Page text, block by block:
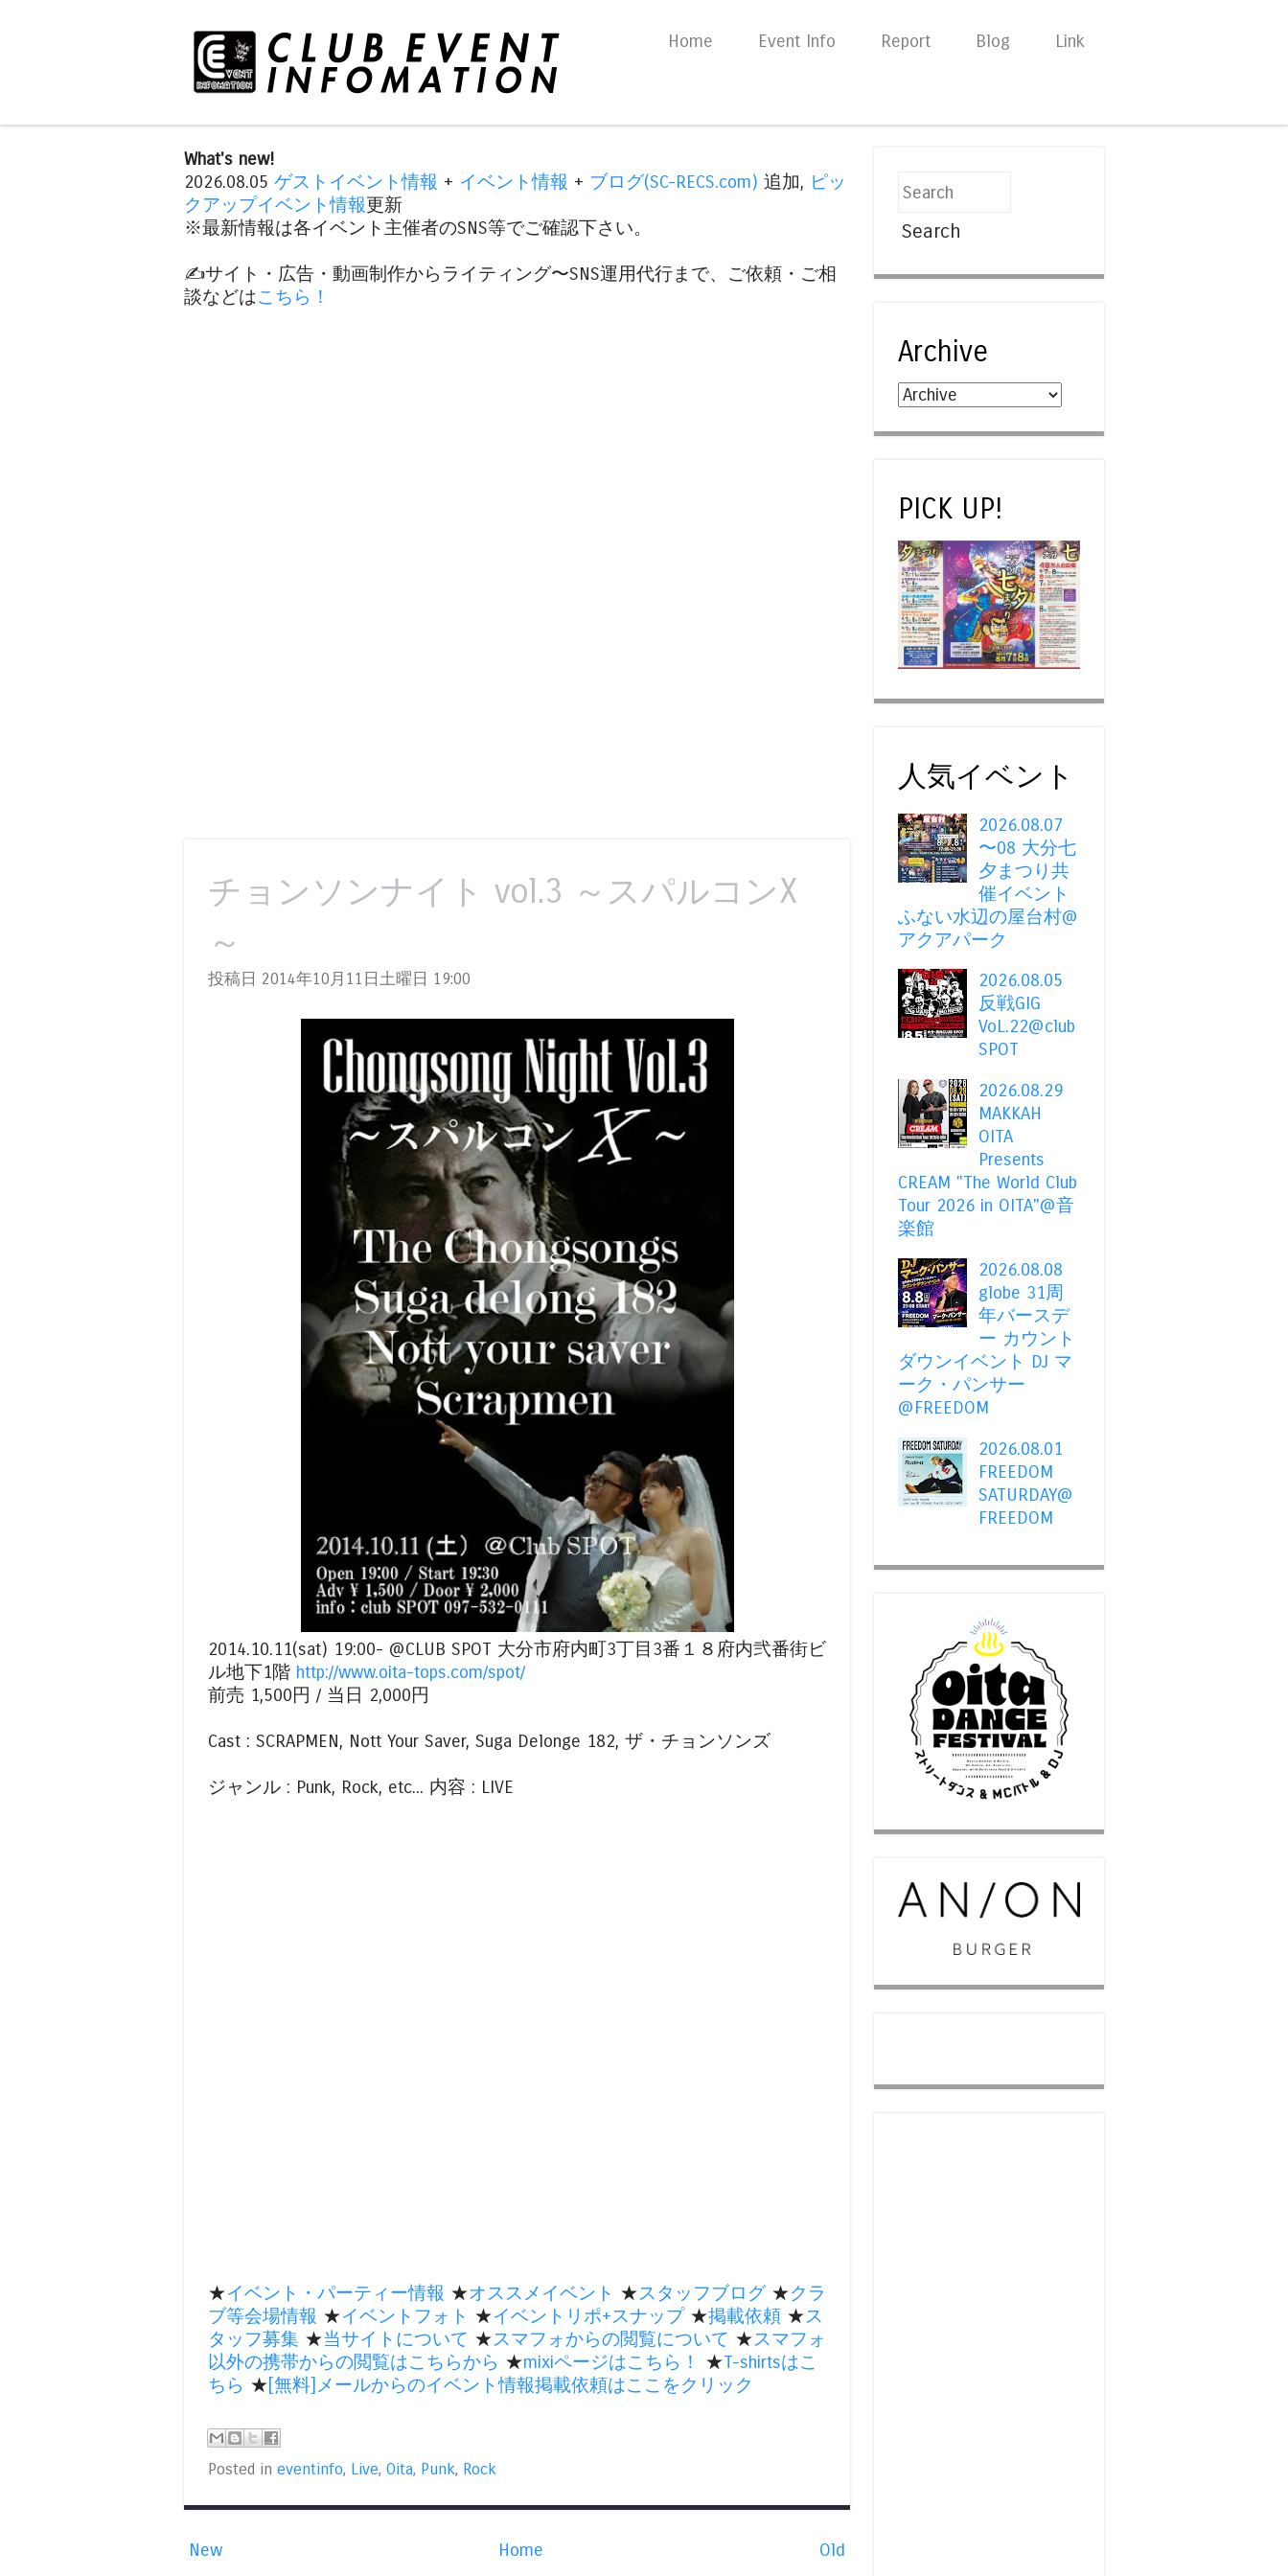
Skip to content
Home Event Info Report Blog Link
What's new!
2026.08.05 ゲストイベント情報 + イベント情報 + ブログ(SC-RECS.com) 追加, ピッ
クアップイベント情報更新
※最新情報は各イベント主催者のSNS等でご確認下さい。
✍️サイト・広告・動画制作からライティング〜SNS運用代行まで、ご依頼・ご相
談などはこちら！
チョンソンナイト vol.3 ～スパルコンX
～
投稿日 2014年10月11日土曜日 19:00
2014.10.11(sat) 19:00- @CLUB SPOT 大分市府内町3丁目3番１８府内弐番街ビ
ル地下1階 http://www.oita-tops.com/spot/
前売 1,500円 / 当日 2,000円
Cast : SCRAPMEN, Nott Your Saver, Suga Delonge 182, ザ・チョンソンズ
ジャンル : Punk, Rock, etc... 内容 : LIVE
★イベント・パーティー情報 ★オススメイベント ★スタッフブログ ★クラ
ブ等会場情報 ★イベントフォト ★イベントリポ+スナップ★掲載依頼 ★ス
タッフ募集 ★当サイトについて ★スマフォからの閲覧について ★スマフォ
以外の携帯からの閲覧はこちらから ★mixiページはこちら！ ★T-shirtsはこ
ちら ★[無料]メールからのイベント情報掲載依頼はここをクリック
Posted in eventinfo, Live, Oita, Punk, Rock
New Old
Home
Search
Archive
PICK UP!
人気イベント
2026.08.07
〜08 大分七
夕まつり共
催イベント
ふない水辺の屋台村@
アクアパーク
2026.08.05
反戦GIG
VoL.22@club
SPOT
2026.08.29
MAKKAH
OITA
Presents
CREAM "The World Club
Tour 2026 in OITA"@音
楽館
2026.08.08
globe 31周
年バースデ
ー カウント
ダウンイベント DJ マ
ーク・パンサー
@FREEDOM
2026.08.01
FREEDOM
SATURDAY@
FREEDOM